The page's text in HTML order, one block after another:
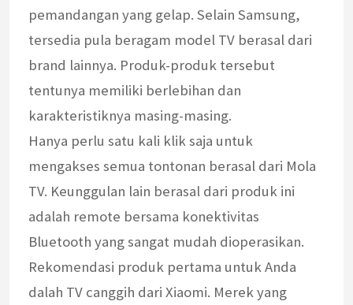
pemandangan yang gelap. Selain Samsung,
tersedia pula beragam model TV berasal dari
brand lainnya. Produk-produk tersebut
tentunya memiliki berlebihan dan
karakteristiknya masing-masing.
Hanya perlu satu kali klik saja untuk
mengakses semua tontonan berasal dari Mola
TV. Keunggulan lain berasal dari produk ini
adalah remote bersama konektivitas
Bluetooth yang sangat mudah dioperasikan.
Rekomendasi produk pertama untuk Anda
dalah TV canggih dari Xiaomi. Merek yang